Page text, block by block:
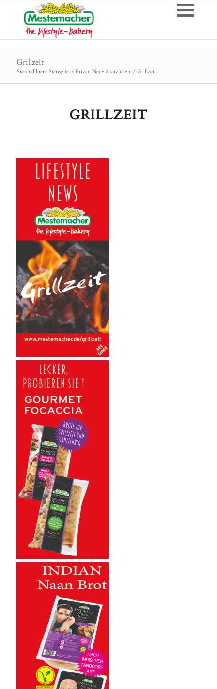
Grillzeit
Sie sind hier: Startseite / Privat: Neue Aktivitäten / Grillzeit
GRILLZEIT